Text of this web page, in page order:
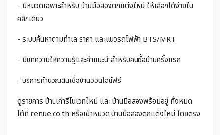
- มีหมวดเฉพาะสำหรับ บ้านมือสองตกแต่งใหม่ ให้เลือกได้ง่ายใน
คลิกเดียว
- ระบบค้นหาตามทำเล ราคา และแนวรถไฟฟ้า BTS/MRT
- มีบทความให้ความรู้และคำแนะนำสำหรับคนซื้อบ้านครั้งแรก
- บริการคำนวณสินเชื่อบ้านออนไลน์ฟรี
ดูรายการ บ้านเก่ารีโนเวทใหม่ และ บ้านมือสองพร้อมอยู่ ทั้งหมด
ได้ที่ renue.co.th หรือเข้าหมวด บ้านมือสองตกแต่งใหม่ โดยตรง